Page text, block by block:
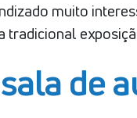
muito
tradicional
de